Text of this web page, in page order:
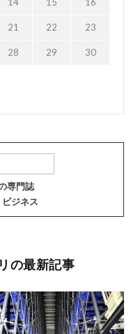
14 15 16
21 22 23
28 29 30
専門誌
ジネス
の最新記事